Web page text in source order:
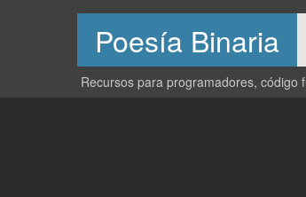
Poesía Binaria
Recursos para programadores, código